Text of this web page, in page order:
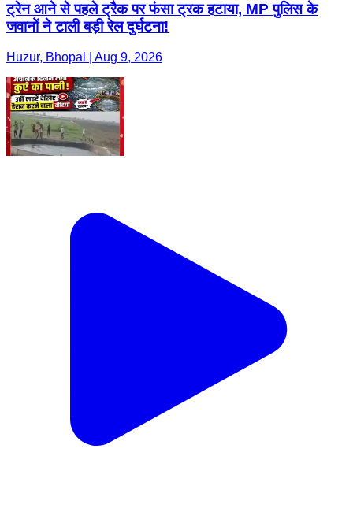
ट्रेन आने से पहले ट्रैक पर फंसा ट्रक हटाया, MP पुलिस के
जवानों ने टाली बड़ी रेल दुर्घटना!
Huzur, Bhopal | Aug 9, 2026